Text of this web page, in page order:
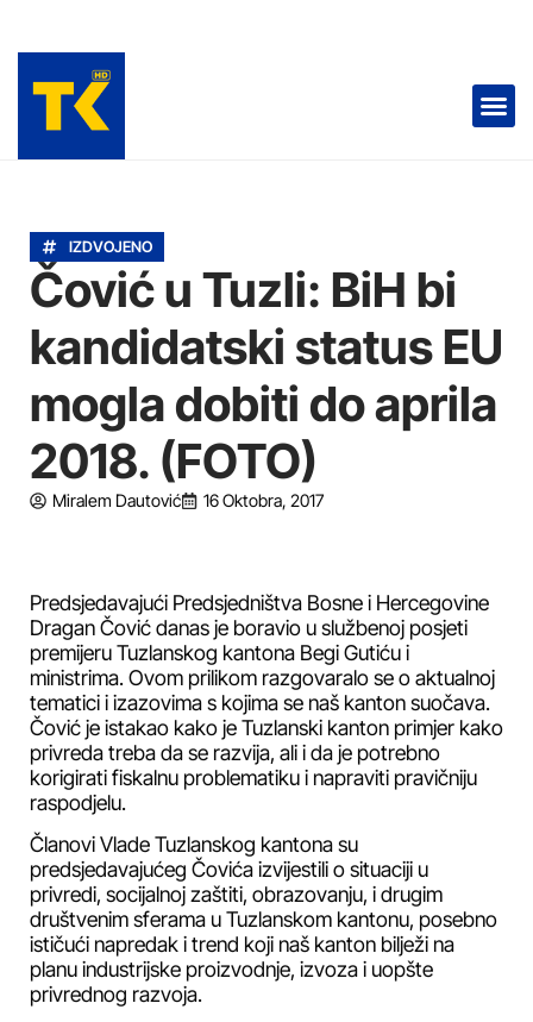
IZDVOJENO
Čović u Tuzli: BiH bi
kandidatski status EU
mogla dobiti do aprila
2018. (FOTO)
Miralem Dautović 16 Oktobra, 2017
Predsjedavajući Predsjedništva Bosne i Hercegovine
Dragan Čović danas je boravio u službenoj posjeti
premijeru Tuzlanskog kantona Begi Gutiću i
ministrima. Ovom prilikom razgovaralo se o aktualnoj
tematici i izazovima s kojima se naš kanton suočava.
Čović je istakao kako je Tuzlanski kanton primjer kako
privreda treba da se razvija, ali i da je potrebno
korigirati fiskalnu problematiku i napraviti pravičniju
raspodjelu.
Članovi Vlade Tuzlanskog kantona su
predsjedavajućeg Čovića izvijestili o situaciji u
privredi, socijalnoj zaštiti, obrazovanju, i drugim
društvenim sferama u Tuzlanskom kantonu, posebno
ističući napredak i trend koji naš kanton bilježi na
planu industrijske proizvodnje, izvoza i uopšte
privrednog razvoja.